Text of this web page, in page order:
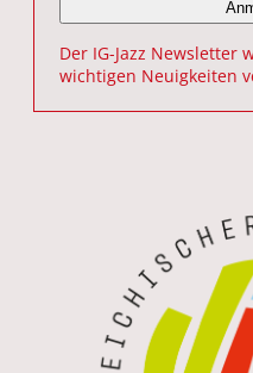
Der IG-Jazz Newsletter
wichtigen Neuigkeiten